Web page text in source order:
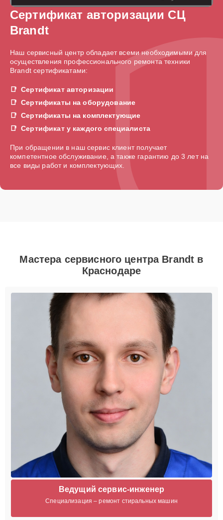
Сертификат авторизации СЦ
Brandt
Наш сервисный центр обладает всеми необходимыми для
осуществления профессионального ремонта техники
Brandt сертификатами:
Сертификат авторизации
Сертификаты на оборудование
Сертификаты на комплектующие
Сертификат у каждого специалиста
При обращении в наш сервис клиент получает
компетентное обслуживание, а также гарантию до 3 лет на
все виды работ и комплектующих.
Мастера сервисного центра Brandt в
Краснодаре
Ведущий сервис-инженер
Специализация – ремонт стиральных машин